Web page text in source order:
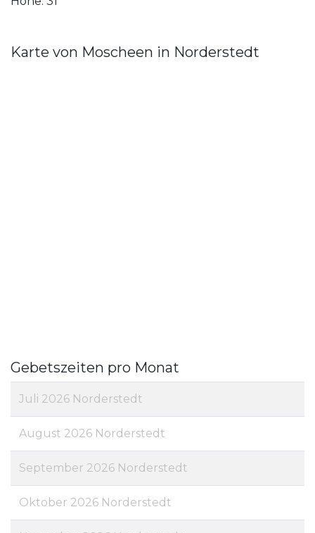
Karte von Moscheen in Norderstedt
Gebetszeiten pro Monat
Juli 2026 Norderstedt
August 2026 Norderstedt
September 2026 Norderstedt
Oktober 2026 Norderstedt